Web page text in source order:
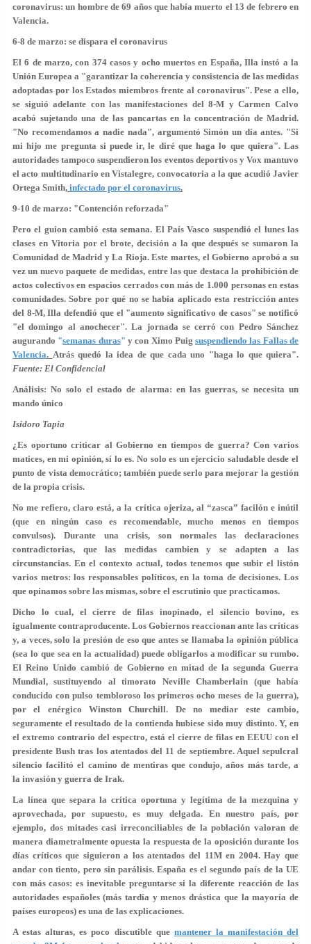
coronavirus: un hombre de 69 años que había muerto el 13 de febrero en
Valencia.
6-8 de marzo: se dispara el coronavirus
El 6 de marzo, con 374 casos y ocho muertos en España, Illa instó a la
Unión Europea a "garantizar la coherencia y consistencia de las medidas
adoptadas por los Estados miembros frente al coronavirus". Pese a ello,
se siguió adelante con las manifestaciones del 8-M y Carmen Calvo
acabó sujetando una de las pancartas en la concentración de Madrid.
"No recomendamos a nadie nada", argumentó Simón un día antes. "Si
mi hijo me pregunta si puede ir, le diré que haga lo que quiera". Las
autoridades tampoco suspendieron los eventos deportivos y Vox mantuvo
el acto multitudinario en Vistalegre, convocatoria a la que acudió Javier
Ortega Smith, infectado por el coronavirus.
9-10 de marzo: "Contención reforzada"
Pero el guion cambió esta semana. El País Vasco suspendió el lunes las
clases en Vitoria por el brote, decisión a la que después se sumaron la
Comunidad de Madrid y La Rioja. Este martes, el Gobierno aprobó a su
vez un nuevo paquete de medidas, entre las que destaca la prohibición de
actos colectivos en espacios cerrados con más de 1.000 personas en estas
comunidades. Sobre por qué no se había aplicado esta restricción antes
del 8-M, Illa defendió que el "aumento significativo de casos" se notificó
"el domingo al anochecer". La jornada se cerró con Pedro Sánchez
augurando "semanas duras" y con Ximo Puig suspendiendo las Fallas de
Valencia. Atrás quedó la idea de que cada uno "haga lo que quiera".
Fuente: El Confidencial
Análisis: No solo el estado de alarma: en las guerras, se necesita un
mando único
Isidoro Tapia
¿Es oportuno criticar al Gobierno en tiempos de guerra? Con varios
matices, en mi opinión, sí lo es. No solo es un ejercicio saludable desde el
punto de vista democrático; también puede serlo para mejorar la gestión
de la propia crisis.
No me refiero, claro está, a la crítica ojeriza, al “zasca” facilón e inútil
(que en ningún caso es recomendable, mucho menos en tiempos
convulsos). Durante una crisis, son normales las declaraciones
contradictorias, que las medidas cambien y se adapten a las
circunstancias. En el contexto actual, todos tenemos que subir el listón
varios metros: los responsables políticos, en la toma de decisiones. Los
que opinamos sobre las mismas, sobre el escrutinio que practicamos.
Dicho lo cual, el cierre de filas inopinado, el silencio bovino, es
igualmente contraproducente. Los Gobiernos reaccionan ante las críticas
y, a veces, solo la presión de eso que antes se llamaba la opinión pública
(sea lo que sea en la actualidad) puede obligarlos a modificar su rumbo.
El Reino Unido cambió de Gobierno en mitad de la segunda Guerra
Mundial, sustituyendo al timorato Neville Chamberlain (que había
conducido con pulso tembloroso los primeros ocho meses de la guerra),
por el enérgico Winston Churchill. De no mediar este cambio,
seguramente el resultado de la contienda hubiese sido muy distinto. Y, en
el extremo contrario del espectro, está el cierre de filas en EEUU con el
presidente Bush tras los atentados del 11 de septiembre. Aquel sepulcral
silencio facilitó el camino de mentiras que condujo, años más tarde, a
la invasión y guerra de Irak.
La línea que separa la crítica oportuna y legítima de la mezquina y
aprovechada, por supuesto, es muy delgada. En nuestro país, por
ejemplo, dos mitades casi irreconciliables de la población valoran de
manera diametralmente opuesta la respuesta de la oposición durante los
días críticos que siguieron a los atentados del 11M en 2004. Hay que
andar con tiento, pero sin parálisis. España es el segundo país de la UE
con más casos: es inevitable preguntarse si la diferente reacción de las
autoridades españoles (más tardía y menos drástica que la mayoría de
países europeos) es una de las explicaciones.
A estas alturas, es poco discutible que mantener la manifestación del